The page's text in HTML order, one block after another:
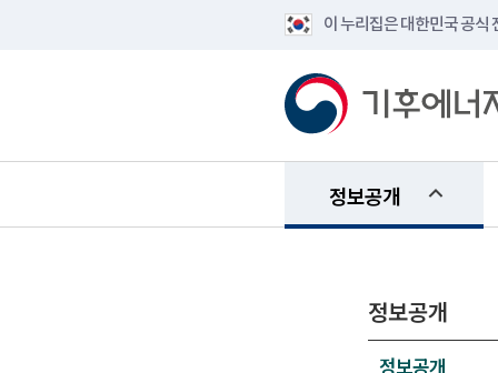
이 누리집은 대한민국 공식
정보공개
정보공개
정보공개